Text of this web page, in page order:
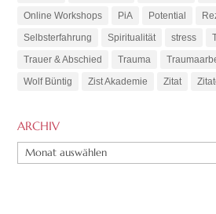
Online Workshops
PiA Potential
Selbsterfahrung
Spiritualität stress
Trauer & Abschied
Trauma
Wolf Büntig
Zist Akademie Zitat
ARCHIV
ARCHIV